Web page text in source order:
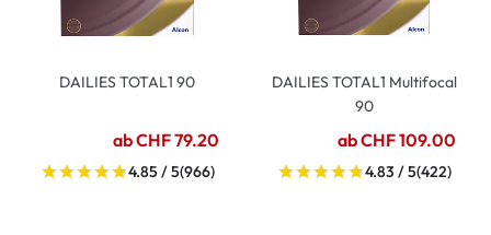
DAILIES TOTAL1 90
ab CHF 79.20
4.85 / 5(966)
DAILIES TOTAL1 Multifocal
90
ab CHF 109.00
4.83 / 5(422)